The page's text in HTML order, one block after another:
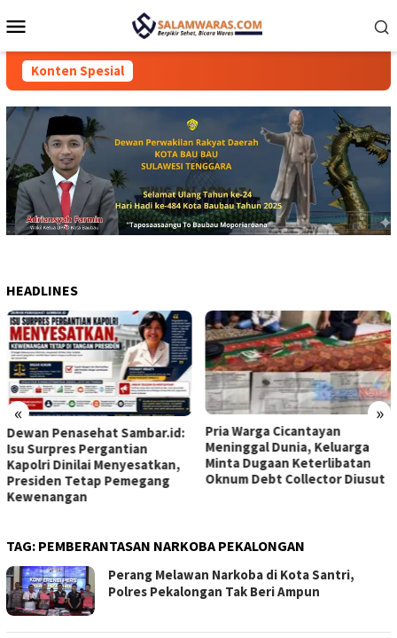
ke
Mobile
Konten Spesial
HEADLINES
« »
Dewan Penasehat Sambar.id:
Isu Surpres Pergantian
Kapolri Dinilai Menyesatkan,
Presiden Tetap Pemegang
Kewenangan
Pria Warga Cicantayan
Meninggal Dunia, Keluarga
Minta Dugaan Keterlibatan
Oknum Debt Collector Diusut
TAG: PEMBERANTASAN NARKOBA PEKALONGAN
Perang Melawan Narkoba di Kota Santri,
Polres Pekalongan Tak Beri Ampun